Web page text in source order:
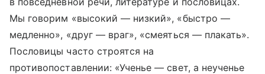
Мы говорим «высокий — низкий», «быстро —
медленно», «друг — враг», «смеяться — плакать».
Пословицы часто строятся на
противопоставлении: «Ученье — свет, а неученье